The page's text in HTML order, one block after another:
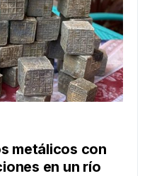
metálicos con
en un río